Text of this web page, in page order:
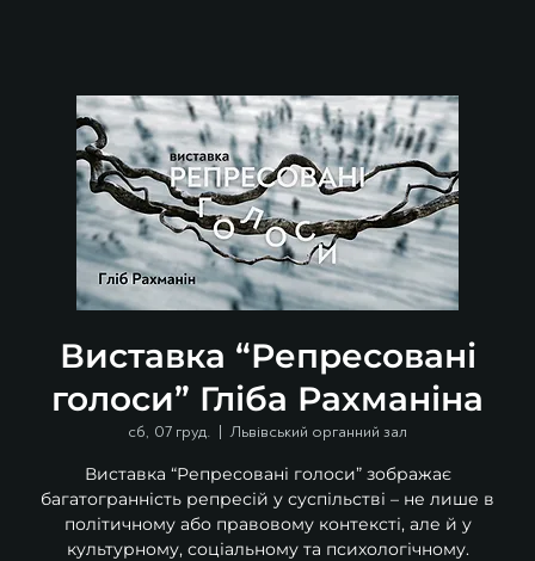
Виставка “Репресовані
голоси” Гліба Рахманіна
сб, 07 груд.
  |
Львівський органний зал
Виставка “Репресовані голоси” зображає
багатогранність репресій у суспільстві – не лише в
політичному або правовому контексті, але й у
культурному, соціальному та психологічному.